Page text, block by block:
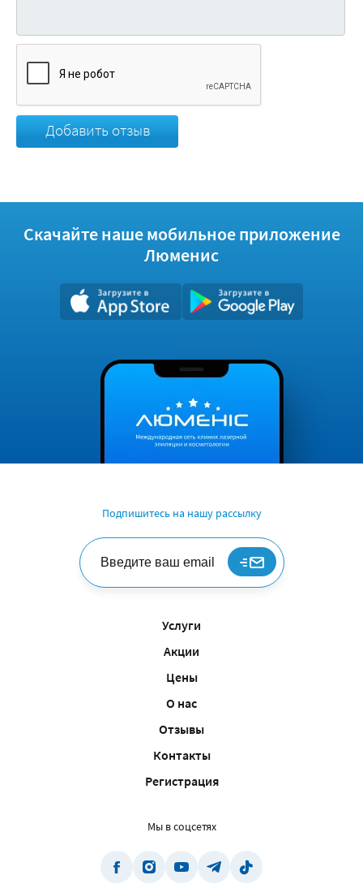
Добавить отзыв
Скачайте наше мобильное приложение
Люменис
Подпишитесь на нашу рассылку
Услуги
Акции
Цены
О нас
Отзывы
Контакты
Регистрация
Мы в соцсетях